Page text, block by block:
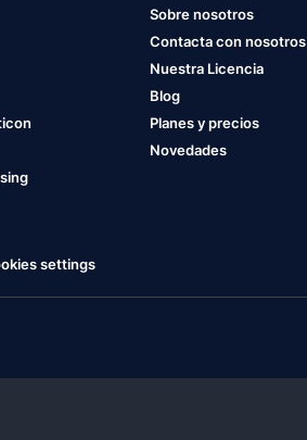
Sobre nosotros
Contacta con nosotros
Nuestra Licencia
Blog
Planes y precios
Novedades
settings